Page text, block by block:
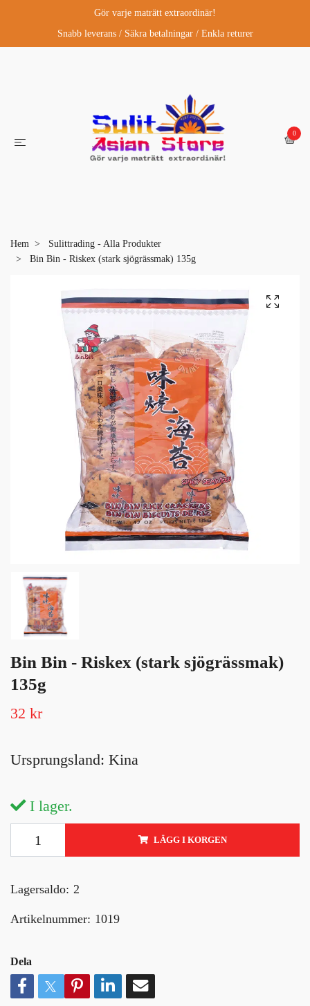
Gör varje maträtt extraordinär!
Snabb leverans / Säkra betalningar / Enkla returer
0
Hem
Sulittrading - Alla Produkter
Bin Bin - Riskex (stark sjögrässmak) 135g
Bin Bin - Riskex (stark sjögrässmak)
135g
32 kr
Ursprungsland: Kina
I lager.
LÄGG I KORGEN
Lagersaldo: 2
Artikelnummer: 1019
Dela